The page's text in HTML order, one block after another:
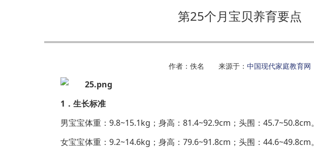
第25个月宝贝养育要点
作者：佚名 来源于： 中国现代家庭教育网
1．生长标准
男宝宝体重：9.8~15.1kg；身高：81.4~92.9cm；头围：45.7~50.8cm。
女宝宝体重：9.2~14.6kg；身高：79.6~91.8cm；头围：44.6~49.8cm。